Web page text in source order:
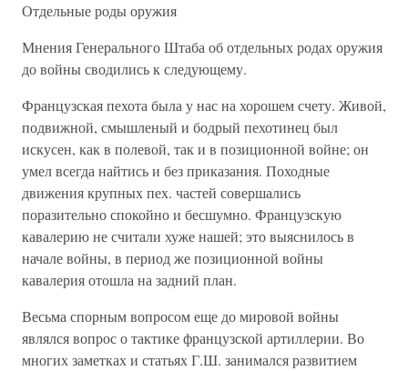
Отдельные роды оружия
Мнения Генерального Штаба об отдельных родах оружия
до войны сводились к следующему.
Французская пехота была у нас на хорошем счету. Живой,
подвижной, смышленый и бодрый пехотинец был
искусен, как в полевой, так и в позиционной войне; он
умел всегда найтись и без приказания. Походные
движения крупных пех. частей совершались
поразительно спокойно и бесшумно. Французскую
кавалерию не считали хуже нашей; это выяснилось в
начале войны, в период же позиционной войны
кавалерия отошла на задний план.
Весьма спорным вопросом еще до мировой войны
являлся вопрос о тактике французской артиллерии. Во
многих заметках и статьях Г.Ш. занимался развитием